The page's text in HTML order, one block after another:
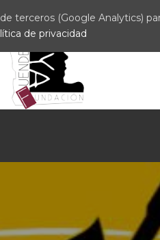
(Google Analytics)
de privacidad